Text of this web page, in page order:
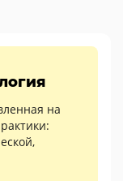
на